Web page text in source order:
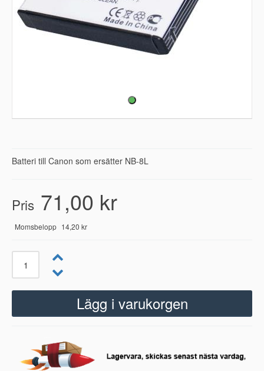
Batteri till Canon som ersätter NB-8L
Pris 71,00 kr
Momsbelopp 14,20 kr